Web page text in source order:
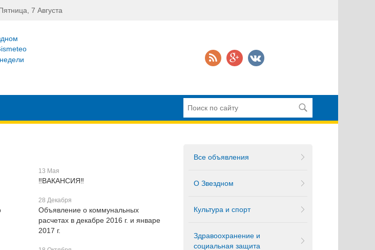
7 Августа
13 Мая
‼ВАКАНСИЯ‼
28 Декабря
Объявление о коммунальных
расчетах в декабре 2016 г. и январе
2017 г.
Все объявления
О Звездном
Культура и спорт
Здравоохранение и
социальная защита